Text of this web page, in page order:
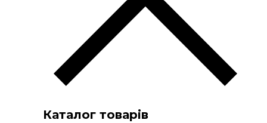
Каталог товарів